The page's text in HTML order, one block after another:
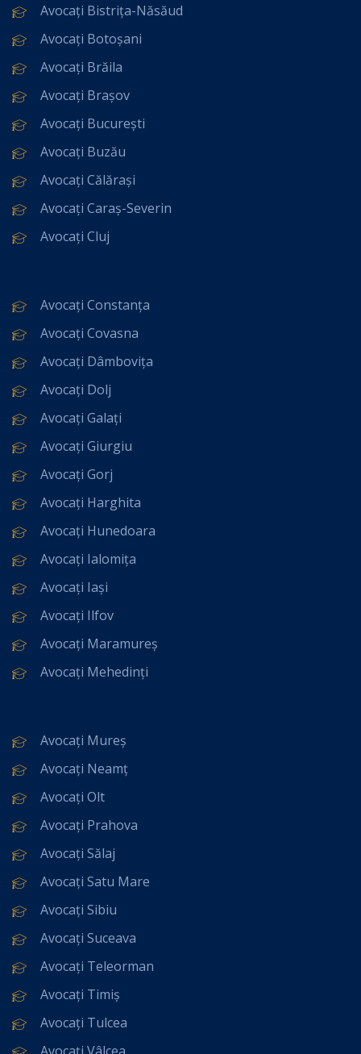
Avocați Bistrița-Năsăud
Avocați Botoșani
Avocați Brăila
Avocați Brașov
Avocați București
Avocați Buzău
Avocați Călărași
Avocați Caraș-Severin
Avocați Cluj
Avocați Constanța
Avocați Covasna
Avocați Dâmbovița
Avocați Dolj
Avocați Galați
Avocați Giurgiu
Avocați Gorj
Avocați Harghita
Avocați Hunedoara
Avocați Ialomița
Avocați Iași
Avocați Ilfov
Avocați Maramureș
Avocați Mehedinți
Avocați Mureș
Avocați Neamț
Avocați Olt
Avocați Prahova
Avocați Sălaj
Avocați Satu Mare
Avocați Sibiu
Avocați Suceava
Avocați Teleorman
Avocați Timiș
Avocați Tulcea
Avocați Vâlcea